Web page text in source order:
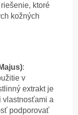
ktoré
kožných
:
v
extrakt je
vlastnosťami a
podporovať